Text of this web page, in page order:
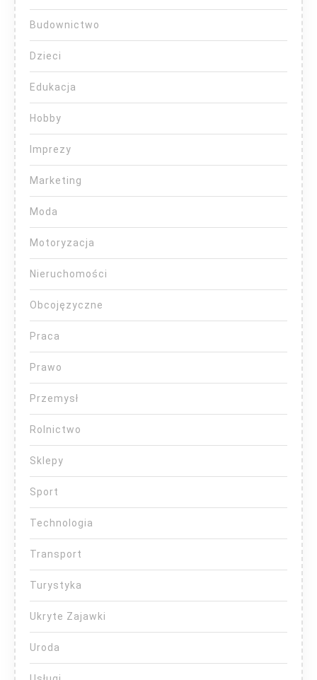
Budownictwo
Dzieci
Edukacja
Hobby
Imprezy
Marketing
Moda
Motoryzacja
Nieruchomości
Obcojęzyczne
Praca
Prawo
Przemysł
Rolnictwo
Sklepy
Sport
Technologia
Transport
Turystyka
Ukryte Zajawki
Uroda